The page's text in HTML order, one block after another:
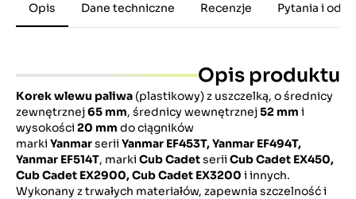
Opis Dane techniczne Recenzje Pytania i
Opis produktu
Korek wlewu paliwa (plastikowy) z uszczelką, o średnicy
zewnętrznej65 mm, średnicy wewnętrznej52 mm i
wysokości 20 mm do ciągników
marki Yanmarserii Yanmar EF453T, Yanmar EF494T,
Yanmar EF514T, marki Cub Cadetserii Cub Cadet EX450,
Cub Cadet EX2900, Cub Cadet EX3200 i innych.
Wykonany z trwałych materiałów, zapewnia szczelność i